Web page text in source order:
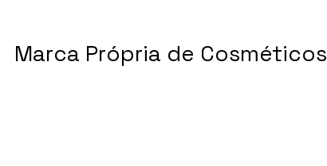
Marca Própria de Cosméticos